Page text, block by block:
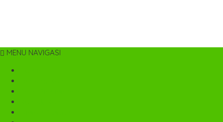
MENU NAVIGASI